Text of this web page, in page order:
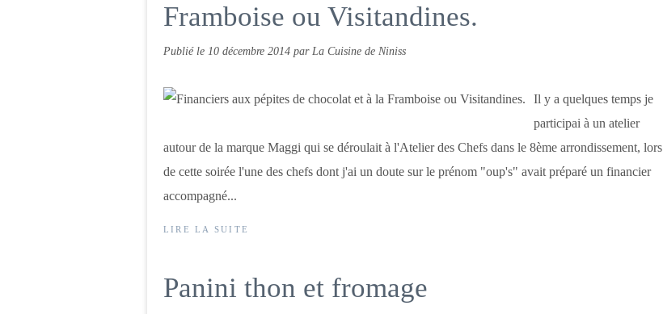
Framboise ou Visitandines.
Publié le 10 décembre 2014 par La Cuisine de Niniss
Il y a quelques temps je
participai à un atelier
autour de la marque Maggi qui se déroulait à l'Atelier des Chefs dans le 8ème arrondissement, lors
de cette soirée l'une des chefs dont j'ai un doute sur le prénom "oup's" avait préparé un financier
accompagné...
LIRE LA SUITE
Panini thon et fromage